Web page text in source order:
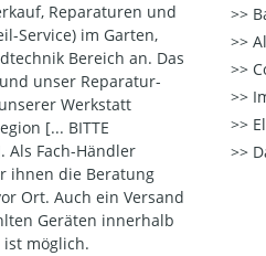
Reparaturen und
Service) im Garten,
Bereich an. Das
unser Reparatur-
Werkstatt
[... BITTE
Als Fach-Händler
ihnen die Beratung
Ort. Auch ein Versand
Geräten innerhalb
möglich.